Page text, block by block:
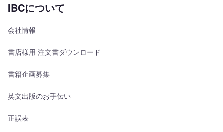
IBCについて
会社情報
書店様用 注文書ダウンロード
書籍企画募集
英文出版のお手伝い
正誤表